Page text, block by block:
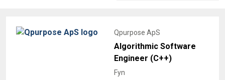
Qpurpose ApS
Algorithmic Software
Engineer (C++)
Fyn